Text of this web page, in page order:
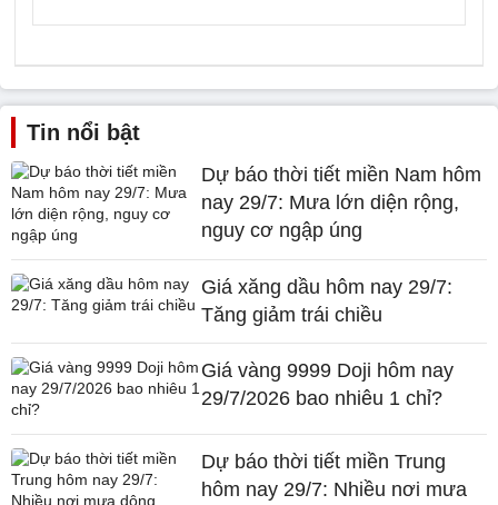
Tin nổi bật
Dự báo thời tiết miền Nam hôm
nay 29/7: Mưa lớn diện rộng,
nguy cơ ngập úng
Giá xăng dầu hôm nay 29/7:
Tăng giảm trái chiều
Giá vàng 9999 Doji hôm nay
29/7/2026 bao nhiêu 1 chỉ?
Dự báo thời tiết miền Trung
hôm nay 29/7: Nhiều nơi mưa